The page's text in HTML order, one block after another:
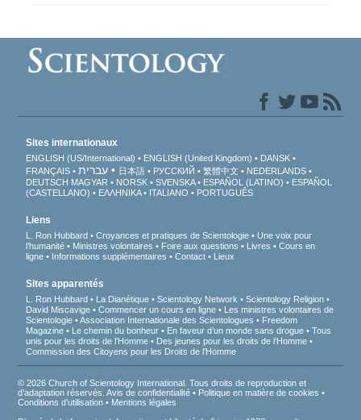
Sites internationaux
ENGLISH (US/International) ENGLISH (United Kingdom)
DANSK
FRANÇAIS
עברית 日本語 РУССКИЙ 繁體中文
NEDERLANDS
DEUTSCH MAGYAR NORSK SVENSKA ESPAÑOL (LATINO)
ESPAÑOL
(CASTELLANO)
ΕΛΛΗΝΙΚA ITALIANO PORTUGUÊS
Liens
L. Ron Hubbard Croyances et pratiques de Scientologie
Une voix pour
l’humanité
Ministres volontaires Foire aux questions Livres
Cours en
ligne
Informations supplémentaires Contact Lieux
Sites apparentés
L. Ron Hubbard La Dianétique Scientology Network
Scientology Religion
David Miscavige
Commencer un cours en ligne
Les ministres volontaires de
Scientologie
Association Internationale des Scientologues
Freedom
Magazine
Le chemin du bonheur En faveur d’un monde sans drogue
Tous
unis pour les droits de l’Homme
Des jeunes pour les droits de l’Homme
Commission des Citoyens pour les Droits de l’Homme
© 2026 Church of Scientology International. Tous droits de reproduction et
d’adaptation réservés.Avis de confidentialité • Politique en matière de cookies •
Conditions d’utilisation • Mentions légales